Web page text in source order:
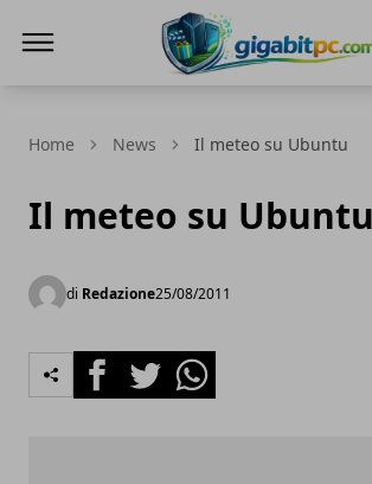
Home News Il meteo su Ubuntu
Il meteo su Ubuntu
di Redazione25/08/2011
FacebookTwitterWhatsapp